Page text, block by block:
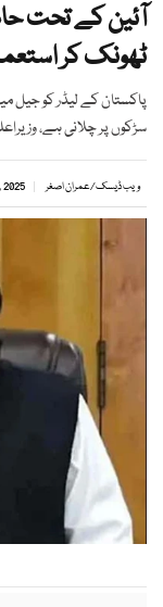
آئین کے تحت
ٹھونک کر
پاکستان کے لیڈر کو جیل
سڑکوں پر چلانی ہے،
ویب ڈیسک/عمران اصغر 2025